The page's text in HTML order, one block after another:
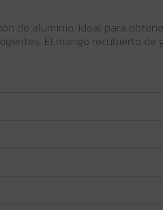
de aluminio, ideal para
El mango recubierto